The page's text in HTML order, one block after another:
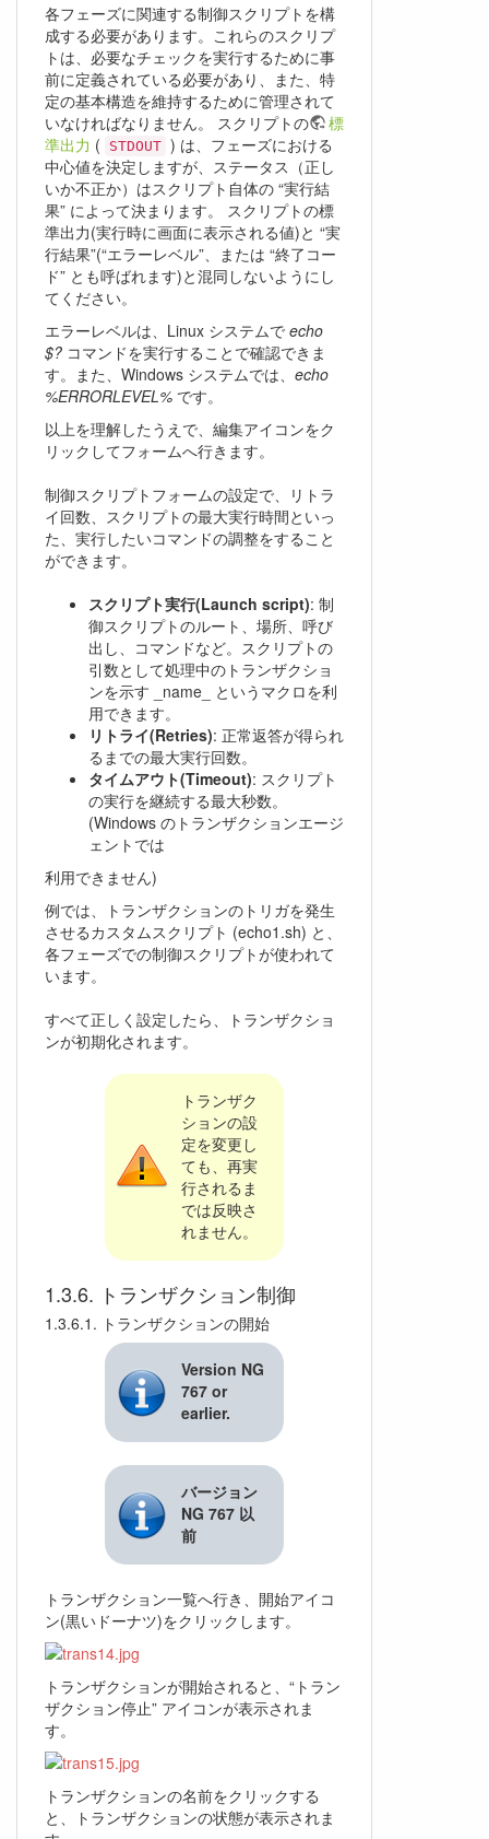
各フェーズに関連する制御スクリプトを構
成する必要があります。これらのスクリプ
トは、必要なチェックを実行するために事
前に定義されている必要があり、また、特
定の基本構造を維持するために管理されて
いなければなりません。 スクリプトの
標
準出力 ( STDOUT ) は、フェーズにおける
中心値を決定しますが、ステータス（正し
いか不正か）はスクリプト自体の “実行結
果” によって決まります。 スクリプトの標
準出力(実行時に画面に表示される値)と “実
行結果”(“エラーレベル”、または “終了コー
ド” とも呼ばれます)と混同しないようにし
てください。
エラーレベルは、Linux システムで echo
$? コマンドを実行することで確認できま
す。また、Windows システムでは、 echo
%ERRORLEVEL% です。
以上を理解したうえで、編集アイコンをク
リックしてフォームへ行きます。
制御スクリプトフォームの設定で、リトラ
イ回数、スクリプトの最大実行時間といっ
た、実行したいコマンドの調整をすること
ができます。
スクリプト実行(Launch script): 制
御スクリプトのルート、場所、呼び
出し、コマンドなど。スクリプトの
引数として処理中のトランザクショ
ンを示す _name_ というマクロを利
用できます。
リトライ(Retries): 正常返答が得られ
るまでの最大実行回数。
タイムアウト(Timeout): スクリプト
の実行を継続する最大秒数。
(Windows のトランザクションエージ
ェントでは
利用できません)
例では、トランザクションのトリガを発生
させるカスタムスクリプト (echo1.sh) と、
各フェーズでの制御スクリプトが使われて
います。
すべて正しく設定したら、トランザクショ
ンが初期化されます。
トランザク
ションの設
定を変更し
ても、再実
行されるま
では反映さ
れません。
トランザクション制御
トランザクションの開始
Version NG
767 or
earlier.
バージョン
NG 767 以
前
トランザクション一覧へ行き、開始アイコ
ン(黒いドーナツ)をクリックします。
トランザクションが開始されると、“トラン
ザクション停止” アイコンが表示されま
す。
トランザクションの名前をクリックする
と、トランザクションの状態が表示されま